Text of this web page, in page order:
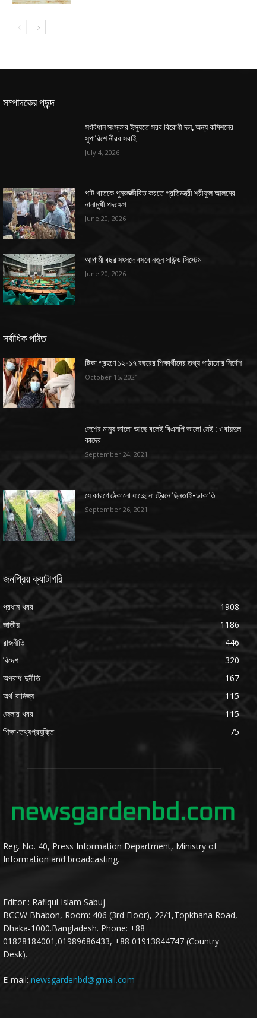
সম্পাদকের পছন্দ
সংবিধান সংস্কার ইস্যুতে সরব বিরোধী দল, অন্য কমিশনের
সুপারিশে নীরব সবাই
July 4, 2026
পাট খাতকে পুনরুজ্জীবিত করতে প্রতিমন্ত্রী শরীফুল আলমের
নানামুখী পদক্ষেপ
June 20, 2026
আগামী বছর সংসদে বসবে নতুন সাউন্ড সিস্টেম
June 20, 2026
সর্বাধিক পঠিত
টিকা গ্রহণে ১২-১৭ বছরের শিক্ষার্থীদের তথ্য পাঠানোর নির্দেশ
October 15, 2021
দেশের মানুষ ভালো আছে বলেই বিএনপি ভালো নেই : ওবায়দুল
কাদের
September 24, 2021
যে কারণে ঠেকানো যাচ্ছে না ট্রেনে ছিনতাই-ডাকাতি
September 26, 2021
জনপ্রিয় ক্যাটাগরি
প্রধান খবর
1908
জাতীয়
1186
রাজনীতি
446
বিদেশ
320
অপরাধ-দুর্নীতি
167
অর্থ-বানিজ্য
115
জেলার খবর
115
শিক্ষা-তথ্যপ্রযুক্তি
75
Reg. No. 40, Press Information Department, Ministry of
Information and broadcasting.
Editor : Rafiqul Islam Sabuj
BCCW Bhabon, Room: 406 (3rd Floor), 22/1,Topkhana Road,
Dhaka-1000.Bangladesh. Phone: +88
01828184001,01989686433, +88 01913844747 (Country
Desk).
E-mail: newsgardenbd@gmail.com